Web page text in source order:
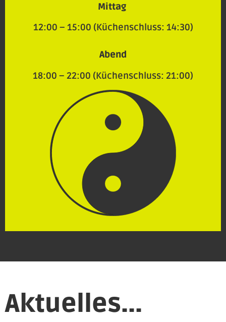
Mittag
12:00 – 15:00 (Küchenschluss: 14:30)
Abend
18:00 – 22:00 (Küchenschluss: 21:00)
Aktuelles...